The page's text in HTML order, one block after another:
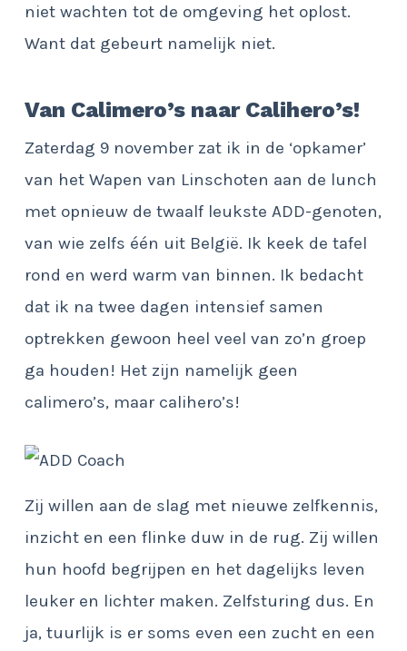
niet wachten tot de omgeving het oplost.
Want dat gebeurt namelijk niet.
Van Calimero’s naar Calihero’s!
Zaterdag 9 november zat ik in de ‘opkamer’
van het Wapen van Linschoten aan de lunch
met opnieuw de twaalf leukste ADD-genoten,
van wie zelfs één uit België. Ik keek de tafel
rond en werd warm van binnen. Ik bedacht
dat ik na twee dagen intensief samen
optrekken gewoon heel veel van zo’n groep
ga houden! Het zijn namelijk geen
calimero’s, maar calihero’s!
Zij willen aan de slag met nieuwe zelfkennis,
inzicht en een flinke duw in de rug. Zij willen
hun hoofd begrijpen en het dagelijks leven
leuker en lichter maken. Zelfsturing dus. En
ja, tuurlijk is er soms even een zucht en een